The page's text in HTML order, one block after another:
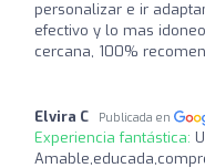
personalizar e ir
efectivo y lo mas
cercana, 100%
Elvira C Publicada en
Experiencia fantástica: